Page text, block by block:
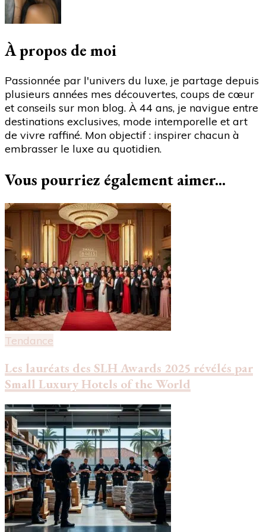
déboursent
près
20
euros
un
smoothie
?"
À propos de moi
Passionnée par l'univers du luxe, je partage depuis
plusieurs années mes découvertes, coups de cœur
et conseils sur mon blog. À 44 ans, je navigue entre
destinations exclusives, mode intemporelle et art
de vivre raffiné. Mon objectif : inspirer chacun à
embrasser le luxe au quotidien.
Vous pourriez également aimer...
Tendance
Les lauréats des SLH Awards 2025 révélés par
Small Luxury Hotels of the World